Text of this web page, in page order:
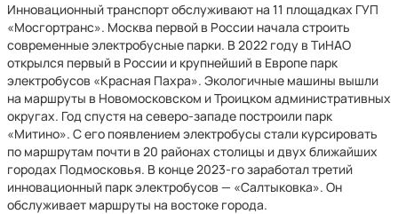
Инновационный транспорт обслуживают на 11 площадках ГУП
«Мосгортранс». Москва первой в России начала строить
современные электробусные парки. В 2022 году в ТиНАО
открылся первый в России и крупнейший в Европе парк
электробусов «Красная Пахра». Экологичные машины вышли
на маршруты в Новомосковском и Троицком административных
округах. Год спустя на северо-западе построили парк
«Митино». С его появлением электробусы стали курсировать
по маршрутам почти в 20 районах столицы и двух ближайших
городах Подмосковья. В конце 2023-го заработал третий
инновационный парк электробусов — «Салтыковка». Он
обслуживает маршруты на востоке города.